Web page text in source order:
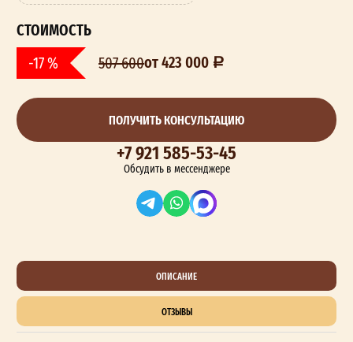
СТОИМОСТЬ
-17 % 507 600от 423 000
ПОЛУЧИТЬ КОНСУЛЬТАЦИЮ
+7 921 585-53-45
Обсудить в мессенджере
ОПИСАНИЕ
ОТЗЫВЫ